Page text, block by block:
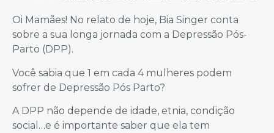
Oi Mamães! No relato de hoje, Bia Singer conta
sobre a sua longa jornada com a Depressão Pós-
Parto (DPP).
Você sabia que 1 em cada 4 mulheres podem
sofrer de Depressão Pós Parto?
A DPP não depende de idade, etnia, condição
social…e é importante saber que ela tem